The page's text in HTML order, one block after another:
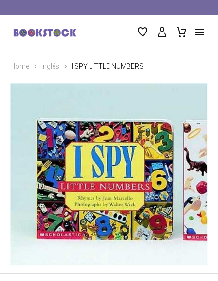
Home Inglés I SPY LITTLE NUMBERS